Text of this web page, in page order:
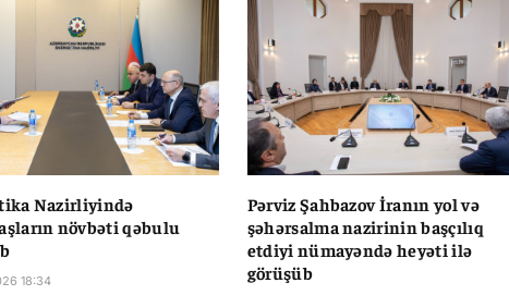
Nazirliyində
növbəti qəbulu
18:34
Pərviz Şahbazov İranın yol və
şəhərsalma nazirinin başçılıq
etdiyi nümayəndə heyəti ilə
görüşüb